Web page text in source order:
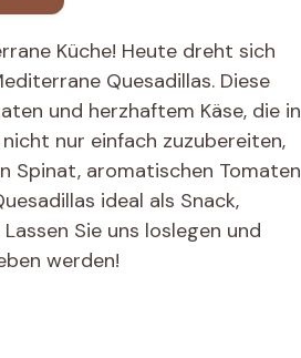
Küche! Heute dreht sich
Quesadillas. Diese
und herzhaftem Käse, die in
nur einfach zuzubereiten,
Spinat, aromatischen Tomaten
ideal als Snack,
Sie uns loslegen und
werden!